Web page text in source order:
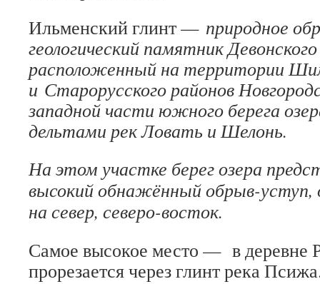
Ильменский глинт — природное
геологический памятник
расположенный на территории
и Старорусского районов
западной части южного берега
дельтами рек Ловать и Шелонь.
На этом участке берег озера
высокий обнажённый обрыв-уступ,
на север, северо-восток.
Самое высокое место — в деревне
прорезается через глинт река